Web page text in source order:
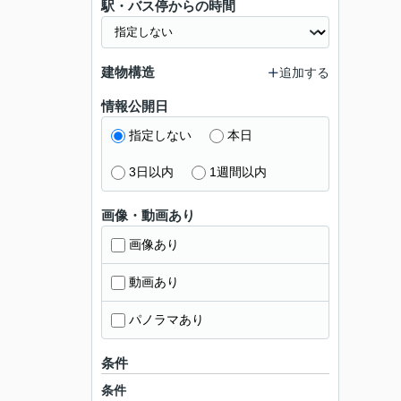
駅・バス停からの時間
建物構造 追加する
情報公開日
指定しない 本日
3日以内 1週間以内
画像・動画あり
画像あり
動画あり
パノラマあり
条件
条件